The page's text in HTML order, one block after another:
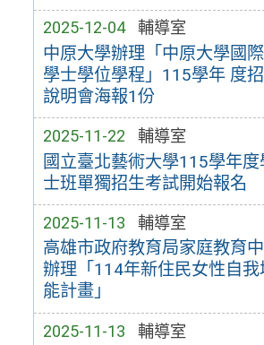
2025-12-04 輔導室
中原大學辦理「中原大學國
學士學位學程」115學年 度
說明會海報1份
2025-11-22 輔導室
國立臺北藝術大學115學年度
士班單獨招生考試開始報名
2025-11-13 輔導室
高雄市政府教育局家庭教育
辦理「114年新住民女性自我
能計畫」
2025-11-13 輔導室